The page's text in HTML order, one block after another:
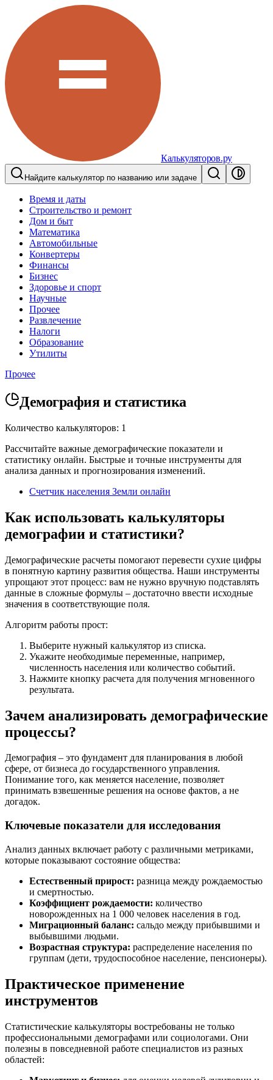
Калькуляторов.ру
Найдите калькулятор по названию или задаче
Время и даты
Строительство и ремонт
Дом и быт
Математика
Автомобильные
Конвертеры
Финансы
Бизнес
Здоровье и спорт
Научные
Прочее
Развлечение
Налоги
Образование
Утилиты
Прочее
Демография и статистика
Количество калькуляторов: 1
Рассчитайте важные демографические показатели и
статистику онлайн. Быстрые и точные инструменты для
анализа данных и прогнозирования изменений.
Счетчик населения Земли онлайн
Как использовать калькуляторы
демографии и статистики?
Демографические расчеты помогают перевести сухие цифры
в понятную картину развития общества. Наши инструменты
упрощают этот процесс: вам не нужно вручную подставлять
данные в сложные формулы – достаточно ввести исходные
значения в соответствующие поля.
Алгоритм работы прост:
Выберите нужный калькулятор из списка.
Укажите необходимые переменные, например,
численность населения или количество событий.
Нажмите кнопку расчета для получения мгновенного
результата.
Зачем анализировать демографические
процессы?
Демография – это фундамент для планирования в любой
сфере, от бизнеса до государственного управления.
Понимание того, как меняется население, позволяет
принимать взвешенные решения на основе фактов, а не
догадок.
Ключевые показатели для исследования
Анализ данных включает работу с различными метриками,
которые показывают состояние общества:
Естественный прирост: разница между рождаемостью
и смертностью.
Коэффициент рождаемости: количество
новорожденных на 1 000 человек населения в год.
Миграционный баланс: сальдо между прибывшими и
выбывшими людьми.
Возрастная структура: распределение населения по
группам (дети, трудоспособное население, пенсионеры).
Практическое применение
инструментов
Статистические калькуляторы востребованы не только
профессиональными демографами или социологами. Они
полезны в повседневной работе специалистов из разных
областей: